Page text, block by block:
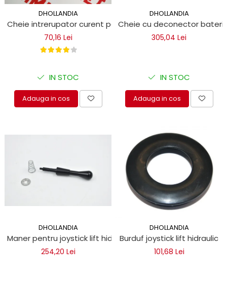
DHOLLANDIA
Cheie intrerupator curent pentru lift hidraulic
70,16 Lei
IN STOC
Adauga in cos
DHOLLANDIA
Cheie cu deconector
305,04 Lei
IN STOC
Adauga in cos
DHOLLANDIA
Maner pentru joystick lift hidraulic
254,20 Lei
DHOLLANDIA
Burduf joystick lift hidraulic
101,68 Lei